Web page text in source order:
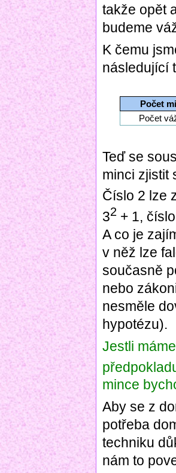
takže opět
budeme
K čemu
následující
Počet
Počet
Teď se
minci zjistit
Číslo 2 lze
32 + 1,
A co je
v něž lze
současně
nebo
nesměle
hypotézu).
Jestli
mince
Aby se z
potřeba
techniku
nám to